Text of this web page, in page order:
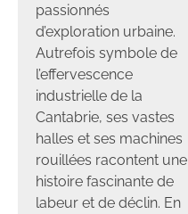
passionnés
d’exploration urbaine.
Autrefois symbole de
l’effervescence
industrielle de la
Cantabrie, ses vastes
halles et ses machines
rouillées racontent une
histoire fascinante de
labeur et de déclin. En